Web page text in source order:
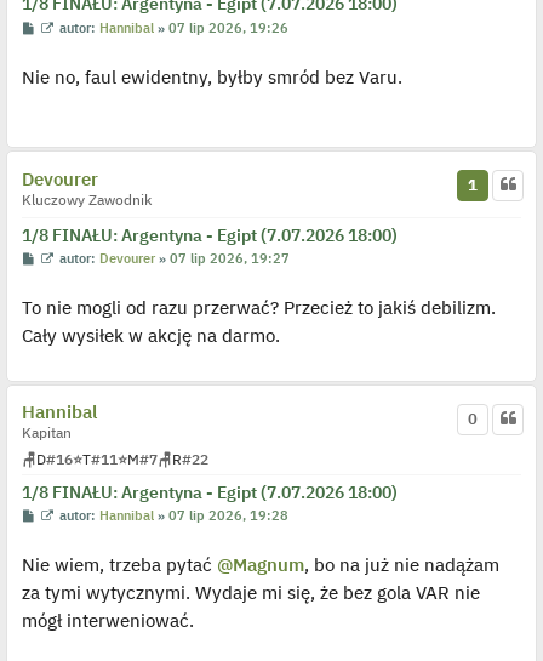
c
y
s
P
t
W
w
i
p
j
e
y
n
c
p
s
autor: Hannibal »07 lip 2026, 19:26
Nie no, faul ewidentny, byłby smród bez Varu.
Devourer
Kluczowy Zawodnik
1/8 FINAŁU: Argentyna - Egipt (7.07.2026 18:00)
1
P
t
W
w
i
e
p
j
e
y
c
y
s
t
autor: Devourer »07 lip 2026, 19:27
To nie mogli od razu przerwać? Przecież to jakiś debilizm.
Cały wysiłek w akcję na darmo.
Hannibal
Kapitan
🪑D#16⭐T#11⭐M#7🪑R#22
1/8 FINAŁU: Argentyna - Egipt (7.07.2026 18:00)
0
P
t
W
w
e
l
autor: Hannibal »07 lip 2026, 19:28
Nie wiem, trzeba pytać @Magnum, bo na już nie nadążam
za tymi wytycznymi. Wydaje mi się, że bez gola VAR nie
mógł interweniować.